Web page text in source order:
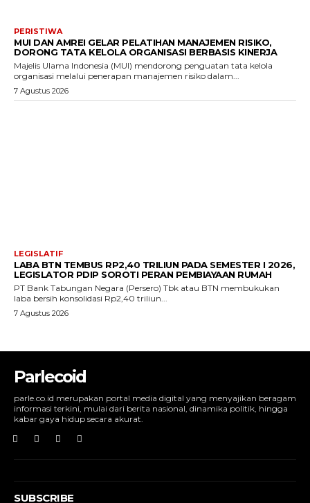
PERISTIWA
MUI DAN AMREI GELAR PELATIHAN MANAJEMEN RISIKO,
DORONG TATA KELOLA ORGANISASI BERBASIS KINERJA
Majelis Ulama Indonesia (MUI) mendorong penguatan tata kelola
organisasi melalui penerapan manajemen risiko dalam...
7 Agustus 2026
LEGISLATIF
LABA BTN TEMBUS RP2,40 TRILIUN PADA SEMESTER I 2026,
LEGISLATOR PDIP SOROTI PERAN PEMBIAYAAN RUMAH
PT Bank Tabungan Negara (Persero) Tbk atau BTN membukukan
laba bersih konsolidasi Rp2,40 triliun...
7 Agustus 2026
Parlecoid
parle.co.id merupakan portal media digital yang menyajikan beragam
informasi terkini, mulai dari berita nasional, dinamika politik, hingga
kabar gaya hidup secara akurat.
SUBSCRIBE